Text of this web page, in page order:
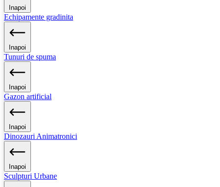
Inapoi
Echipamente gradinita
Inapoi
Tunuri de spuma
Inapoi
Gazon artificial
Inapoi
Dinozauri Animatronici
Inapoi
Sculpturi Urbane